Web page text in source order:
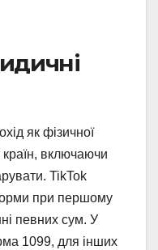
як фізичної
включаючи
TikTok
при першому
певних сум. У
1099, для інших